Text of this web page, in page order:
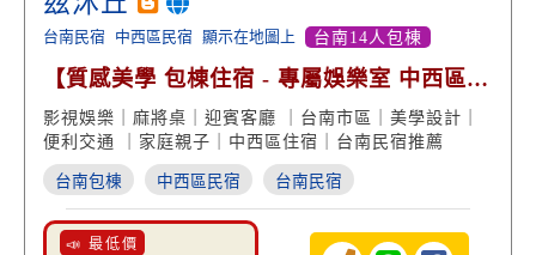
台南民宿 中西區民宿 顯示在地圖上 台南14人包棟
【質感美學 包棟住宿 - 專屬娛樂室 中西區便
利交通】
影視娛樂｜麻將桌｜迎賓客廳 ｜台南市區｜美學設計｜
便利交通 ｜家庭親子｜中西區住宿｜台南民宿推薦
台南包棟 中西區民宿 台南民宿
📣 最低價